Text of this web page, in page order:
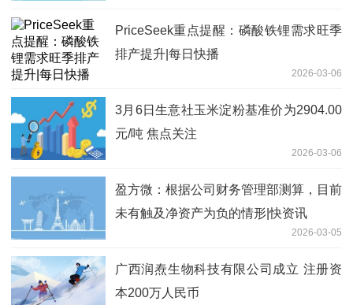
PriceSeek重点提醒：磷酸铁锂需求旺季
排产提升|每日快播
2026-03-06
3月6日生意社玉米淀粉基准价为2904.00
元/吨 焦点关注
2026-03-06
盈方微：根据公司财务管理部测算，目前
未有触及净资产为负的情形|快资讯
2026-03-05
广西润焘生物科技有限公司成立 注册资
本200万人民币